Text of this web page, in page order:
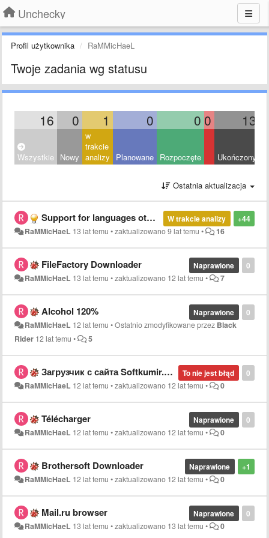
Unchecky
Profil użytkownika RaMMicHaeL
Twoje zadania wg statusu
16 0 1 0 0 0 13
Wszystkie Nowy
w
trakcie
analizy
Planowane Rozpoczęte Ukończony
Ostatnia aktualizacja
+44
W trakcie analizy
Support for languages other than English and Russian is incomplete
RaMMicHaeL 13 lat temu •zaktualizowano9 lat temu • 16
0
Naprawione
FileFactory Downloader
RaMMicHaeL 13 lat temu •zaktualizowano 12 lat temu • 7
0
Naprawione
Alcohol 120%
RaMMicHaeL 12 lat temu •Ostatnio zmodyfikowane przez Black
Rider 12 lat temu • 5
0
To nie jest błąd
Загрузчик с сайта Softkumir.ru и подобных
RaMMicHaeL 12 lat temu •zaktualizowano 12 lat temu • 0
0
Naprawione
Télécharger
RaMMicHaeL 12 lat temu •zaktualizowano 12 lat temu • 0
+1
Naprawione
Brothersoft Downloader
RaMMicHaeL 12 lat temu •zaktualizowano 12 lat temu • 0
0
Naprawione
Mail.ru browser
RaMMicHaeL 13 lat temu •zaktualizowano 13 lat temu • 0